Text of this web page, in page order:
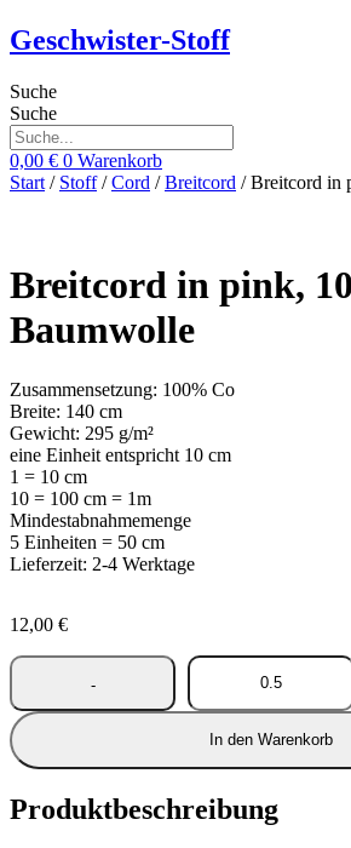
Zum
Inhalt
Geschwister-Stoff
Suche
Suche
0,00 € 0 Warenkorb
Start / Stoff/Cord /Breitcord / Breitcord in
Breitcord in pink,
Baumwolle
Zusammensetzung: 100% Co
Breite: 140 cm
Gewicht: 295 g/m²
eine Einheit entspricht 10 cm
1 = 10 cm
10 = 100 cm = 1m
Mindestabnahmemenge
5 Einheiten = 50 cm
Lieferzeit: 2-4 Werktage
12,00 €
In den Warenkorb
Produktbeschreibung